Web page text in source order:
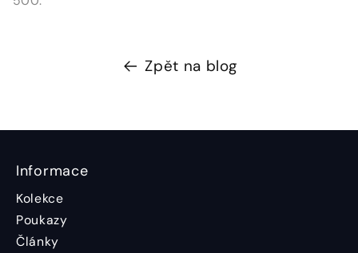
Zpět na blog
Informace
Kolekce
Poukazy
Články